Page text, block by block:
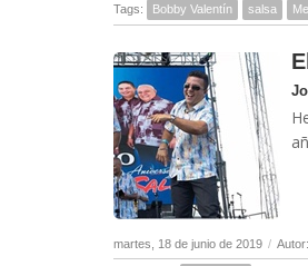
Tags: Bobby Valentín salsa
martes, 18 de junio de 2019 / Autor: